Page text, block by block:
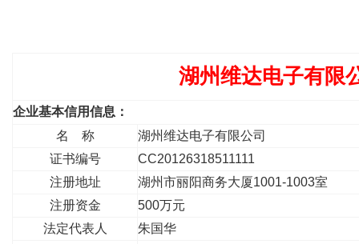
湖州维达电子有限
企业基本信用信息：
名 称
湖州维达电子有限公司
证书编号
CC20126318511111
注册地址
湖州市丽阳商务大厦1001-1003室
注册资金
500万元
法定代表人
朱国华